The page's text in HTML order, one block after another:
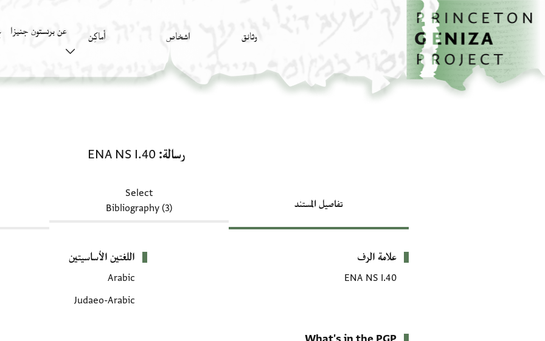
تخطي إلى المحتوى الرئيسي
الصفحة الرئيسية
وثائق اشخاص أَماكِن عن برنستون جنيزا
رسالة ENA NS I.40
تفاصيل المستند
Select
Bibliography (3)
بيانات التعريف
علامة الرف
ENA NS I.40
اللغتين الأساسيتين
Arabic
Judaeo-Arabic